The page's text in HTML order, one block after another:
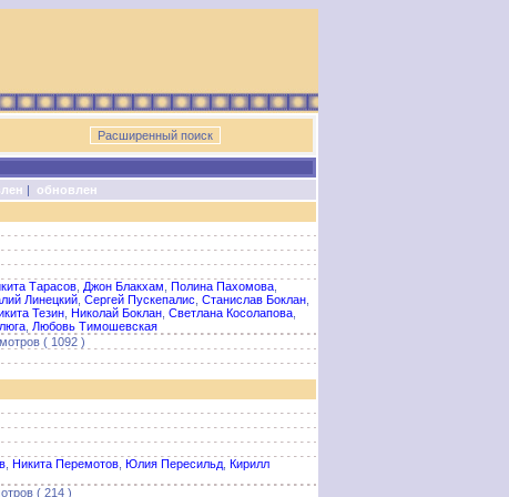
| обновлен
Тарасов Джон Блакхам Полина Пахомова
Линецкий Сергей Пускепалис Станислав Боклан
Тезин Николай Боклан Светлана Косолапова
Любовь Тимошевская
( 1092 )
Никита Перемотов Юлия Пересильд Кирилл
( 214 )